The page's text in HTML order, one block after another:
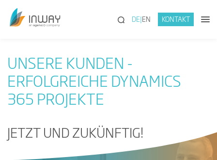
(SUCHE)
DE EN KONTAKT
UNSERE KUNDEN -
ERFOLGREICHE DYNAMICS
365 PROJEKTE
JETZT UND ZUKÜNFTIG!